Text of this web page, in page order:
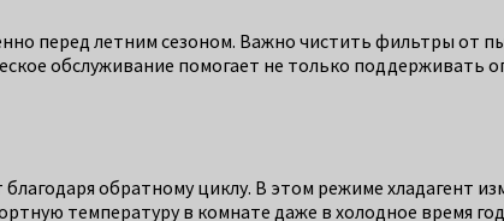
перед летним сезоном. Важно чистить фильтры от
обслуживание помогает не только поддерживать
обратному циклу. В этом режиме хладагент
температуру в комнате даже в холодное время